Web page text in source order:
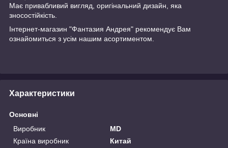
Має привабливий вигляд, оригінальний дизайн, яка
зносостійкість.
Інтернет-магазин "Фантазия Андрея" рекомендує Вам
ознайомиться з усім нашим асортиментом.
Характеристики
Основні
Виробник
MD
Країна виробник
Китай